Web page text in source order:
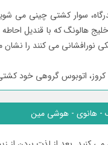
سوار کشتی چینی می
ھالونگ که با قندیل
نورافشانی می کنند را
اتوبوس گروهی خود
- هانوی - هوشی مین